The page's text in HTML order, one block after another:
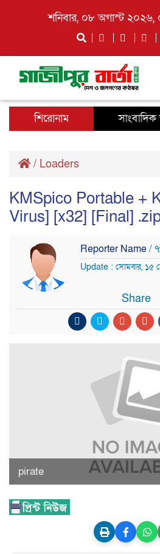
শনিবার, ০৮ অগাস্ট ২০২৬,
শিরোনাম
সাংবাদিক
/ Loaders
KMSpico Portable +
Virus] [x32] [Final]
Reporter Name/
Update : সোমবার, ১৫
Share
pirate